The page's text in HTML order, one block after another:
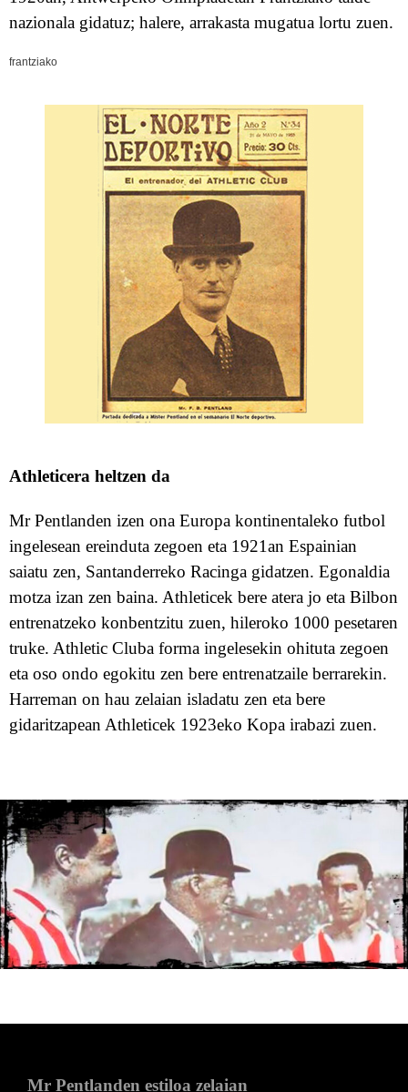
nazionala gidatuz; halere, arrakasta mugatua lortu zuen.
frantziako
Athleticera heltzen da
Mr Pentlanden izen ona Europa kontinentaleko futbol
ingelesean ereinduta zegoen eta 1921an Espainian
saiatu zen, Santanderreko Racinga gidatzen. Egonaldia
motza izan zen baina. Athleticek bere atera jo eta Bilbon
entrenatzeko konbentzitu zuen, hileroko 1000 pesetaren
truke. Athletic Cluba forma ingelesekin ohituta zegoen
eta oso ondo egokitu zen bere entrenatzaile berrarekin.
Harreman on hau zelaian isladatu zen eta bere
gidaritzapean Athleticek 1923eko Kopa irabazi zuen.
Mr Pentlanden estiloa zelaian